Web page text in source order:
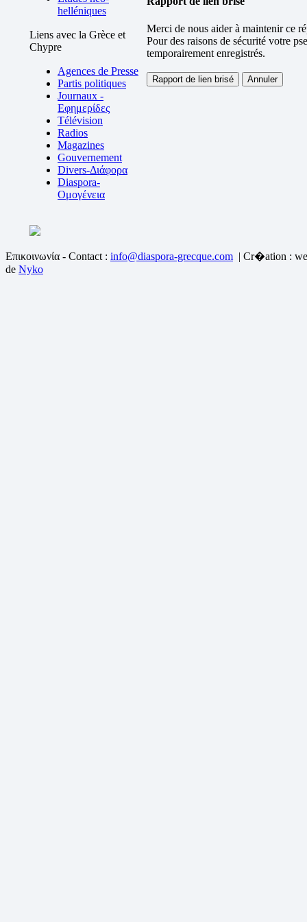
helléniques
Liens avec la Grèce et
Chypre
Agences de Presse
Partis politiques
Journaux -
Εφημερίδες
Télévision
Radios
Magazines
Gouvernement
Divers-Διάφορα
Diaspora-
Ομογένεια
Merci de nous aider à maintenir ce
Pour des raisons de sécurité votre
temporairement enregistrés.
Επικοινωνία - Contact : info@diaspora-grecque.com | Cr�ation :
de Nyko